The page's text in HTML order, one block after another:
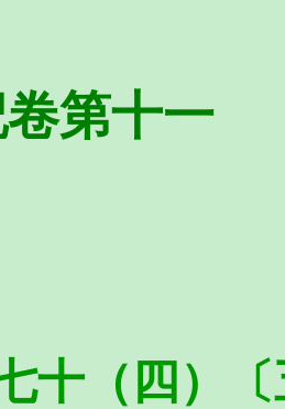
第十一
十（四）